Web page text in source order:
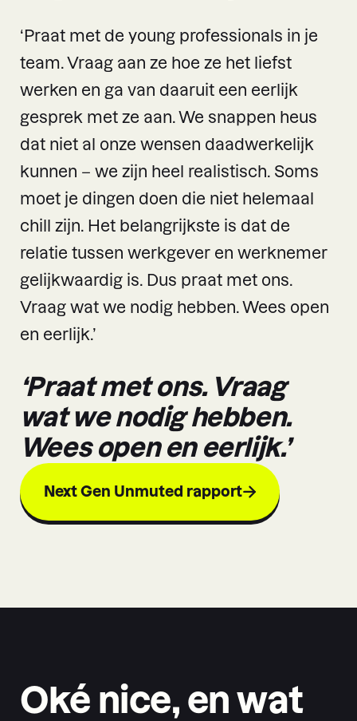
‘Praat met de young professionals in je
team. Vraag aan ze hoe ze het liefst
werken en ga van daaruit een eerlijk
gesprek met ze aan. We snappen heus
dat niet al onze wensen daadwerkelijk
kunnen – we zijn heel realistisch. Soms
moet je dingen doen die niet helemaal
chill zijn. Het belangrijkste is dat de
relatie tussen werkgever en werknemer
gelijkwaardig is. Dus praat met ons.
Vraag wat we nodig hebben. Wees open
en eerlijk.’
‘Praat met ons. Vraag
wat we nodig hebben.
Wees open en eerlijk.’
Next Gen Unmuted rapport
Oké nice, en wat